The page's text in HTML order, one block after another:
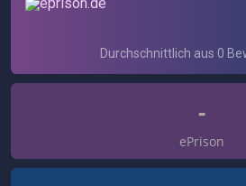
-
ePrison